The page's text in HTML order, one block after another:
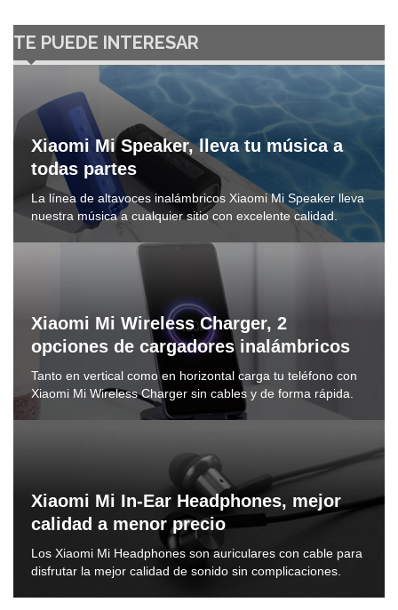
TE PUEDE INTERESAR
Xiaomi Mi Speaker, lleva tu música a
todas partes
La línea de altavoces inalámbricos Xiaomi Mi Speaker lleva
nuestra música a cualquier sitio con excelente calidad.
Xiaomi Mi Wireless Charger, 2
opciones de cargadores inalámbricos
Tanto en vertical como en horizontal carga tu teléfono con
Xiaomi Mi Wireless Charger sin cables y de forma rápida.
Xiaomi Mi In-Ear Headphones, mejor
calidad a menor precio
Los Xiaomi Mi Headphones son auriculares con cable para
disfrutar la mejor calidad de sonido sin complicaciones.